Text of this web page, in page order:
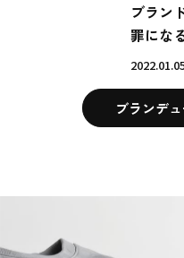
ブラン
罪にな
ブランデ